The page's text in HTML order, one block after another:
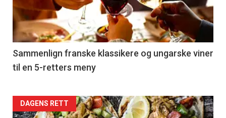
nå
-
5
Sammenlign franske klassikere og ungarske viner
til en 5-retters meny
Forsiden
DAGENS RETT